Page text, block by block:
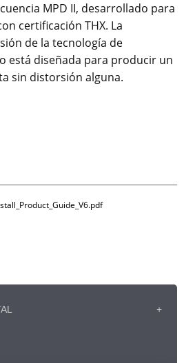
MPD II, desarrollado para
certificación THX. La
de la tecnología de
está diseñada para producir un
sin distorsión alguna.